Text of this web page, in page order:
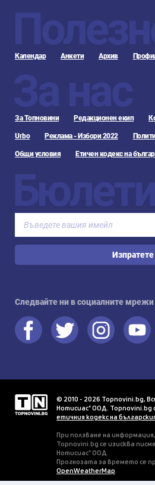
Календар Анкети Архив
За нас
За Топновини Редакционен екип
Urbo Реклама - Избори 2022
Общи условия Етичен кодекс на
Изпратете
Следвайте ни в социалните мрежи
© 2010 - 2026 Topnovini.bg,
Нотисиас" ООД. Topnovini.bg
етичния кодекс на
При ползване на
Topnovini.bg се изисква
Нотисиас" ООД.
Прогнозата за времето се
OpenWeatherMap.